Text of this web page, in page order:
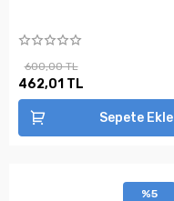
600,00 TL
462,01 TL
Sepete Ekle
%5